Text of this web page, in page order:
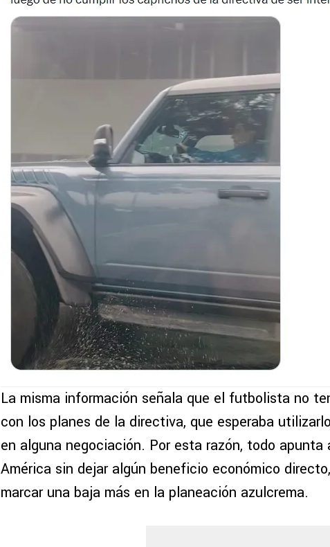
La misma información señala que el futbolista no
con los planes de la directiva, que esperaba
en alguna negociación. Por esta razón, todo apunta
América sin dejar algún beneficio económico
marcar una baja más en la planeación azulcrema.